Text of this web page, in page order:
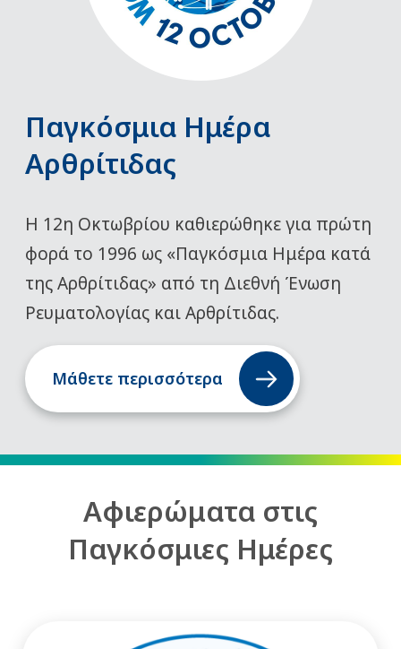
Παγκόσμια Ημέρα
Αρθρίτιδας
Η 12η Οκτωβρίου καθιερώθηκε για πρώτη
φορά το 1996 ως «Παγκόσμια Ημέρα κατά
της Αρθρίτιδας» από τη Διεθνή Ένωση
Ρευματολογίας και Αρθρίτιδας.
Μάθετε περισσότερα
Αφιερώματα στις
Παγκόσμιες Ημέρες